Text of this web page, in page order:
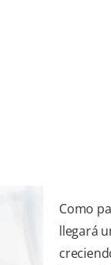
Como
llegará